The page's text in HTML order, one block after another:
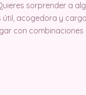
sorprender a
útil, acogedora y
con